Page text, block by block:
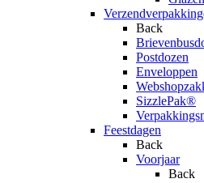
Back
Postdozen
Enveloppen
SizzlePak®
Feestdagen
Back
Voorjaar
Back